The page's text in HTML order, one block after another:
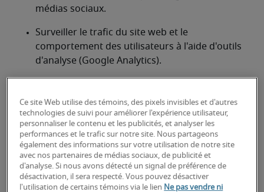
médias sociaux.
Surveiller le trafic du site web et le
comportement des utilisateurs à l'aide d'outils
d'analyse (Google Analytics).
À la recherche d'un spécialiste du
marketing numérique ou d'un
poste de spécialiste du
marketing numérique?
Téléchargez votre CV ou faites une demande de
talents et un de nos recruteurs spécialisés vous
Ce site Web utilise des témoins, des pixels invisibles et d'autres
technologies de suivi pour améliorer l'expérience utilisateur,
personnaliser le contenu et les publicités, et analyser les
performances et le trafic sur notre site. Nous partageons
également des informations sur votre utilisation de notre site
avec nos partenaires de médias sociaux, de publicité et
d'analyse. Si nous avons détecté un signal de préférence de
désactivation, il sera respecté. Vous pouvez désactiver
l'utilisation de certains témoins via le lien Ne pas vendre ni